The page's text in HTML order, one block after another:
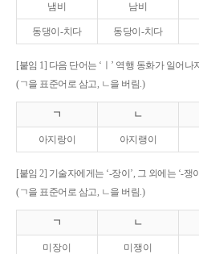
냄비 남비
동댕이-치다 동당이-치다
[붙임 1] 다음 단어는 ‘ㅣ’ 역행 동화가 일어
(ㄱ을 표준어로 삼고, ㄴ을 버림.)
ㄱ ㄴ
아지랑이 아지랭이
[붙임 2] 기술자에게는 ‘-장이’, 그 외에는 ‘-
(ㄱ을 표준어로 삼고, ㄴ을 버림.)
ㄱ ㄴ
미장이 미쟁이